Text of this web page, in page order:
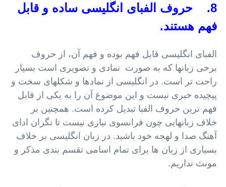
8. حروف الفبای انگلیسی ساده و قابل
فهم هستند.
الفبای انگلیسی قابل فهم بوده و فهم آن، از حروف
برخی زبانها که به صورت نمادی و تصویری است بسیار
راحت تر است. در انگلیسی از نمادها و شکلهای سخت و
پیچیده خبری نیست و این موضوع آن را به یکی از قابل
فهم ترین حروف الفبا تبدیل کرده است. همچنین بر
خلاف زبانهایی چون فرانسوی نیازی نیست تا نگران ادای
آهنگ صدا و لهجه خود باشید. در زبان انگلیسی بر خلاف
بسیاری از زبان ها برای تمام اسامی تقسم بندی مذکر و
مونث نداریم.